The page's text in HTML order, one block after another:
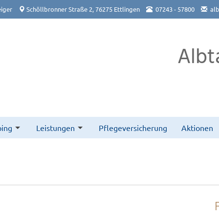
Schöllbronner Straße 2, 76275 Ettlingen 07243 - 57800
Leistungen Pflegeversicherung Aktionen